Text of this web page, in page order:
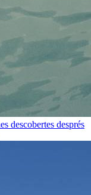
descobertes després